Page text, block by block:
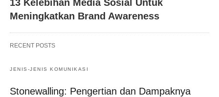
13 Kelebihan Media Sosial Untuk
Meningkatkan Brand Awareness
RECENT POSTS
JENIS-JENIS KOMUNIKASI
Stonewalling: Pengertian dan Dampaknya